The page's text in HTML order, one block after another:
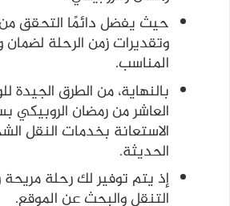
حيث يفضل دائمًا التحقق
وتقديرات زمن الرحلة
المناسب.
بالنهاية، من الطرق الجيدة
العاشر من رمضان الروبيكي
الاستعانة بخدمات النقل
الحديثة.
إذ يتم توفير لك رحلة
التنقل والبحث عن الموقع.